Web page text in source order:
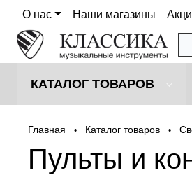
О нас Наши магазины
КАТАЛОГ ТОВАРОВ
Главная • Каталог товаров •
Пульты и